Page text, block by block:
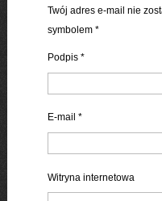
Twój adres e-mail nie
symbolem *
Podpis *
E-mail *
Witryna internetowa